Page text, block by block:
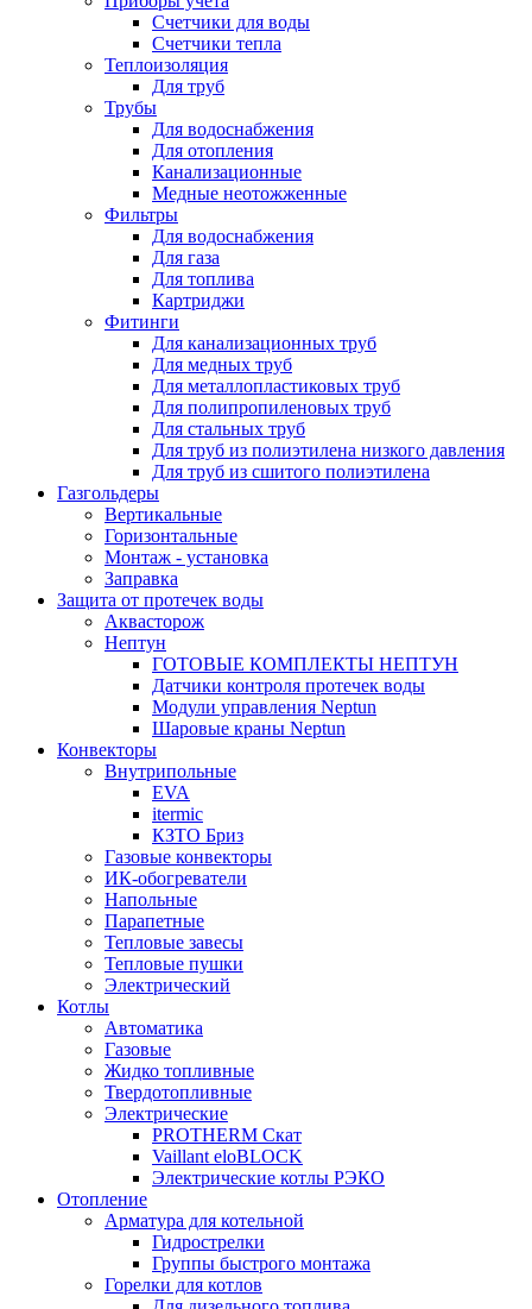
Счетчики для воды
Счетчики тепла
Теплоизоляция
Для труб
Трубы
Для водоснабжения
Для отопления
Канализационные
Медные неотожженные
Фильтры
Для водоснабжения
Для газа
Для топлива
Картриджи
Фитинги
Для канализационных труб
Для медных труб
Для металлопластиковых труб
Для полипропиленовых труб
Для стальных труб
Для труб из полиэтилена низкого давления
Для труб из сшитого полиэтилена
Газгольдеры
Вертикальные
Горизонтальные
Монтаж - установка
Заправка
Защита от протечек воды
Аквасторож
Нептун
ГОТОВЫЕ КОМПЛЕКТЫ НЕПТУН
Датчики контроля протечек воды
Модули управления Neptun
Шаровые краны Neptun
Конвекторы
Внутрипольные
EVA
itermic
КЗТО Бриз
Газовые конвекторы
ИК-обогреватели
Напольные
Парапетные
Тепловые завесы
Тепловые пушки
Электрический
Котлы
Автоматика
Газовые
Жидко топливные
Твердотопливные
Электрические
PROTHERM Скат
Vaillant eloBLOCK
Электрические котлы РЭКО
Отопление
Арматура для котельной
Гидрострелки
Группы быстрого монтажа
Горелки для котлов